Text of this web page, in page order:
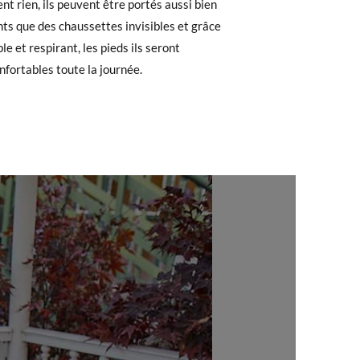
rien, ils peuvent être portés aussi bien
que des chaussettes invisibles et grâce
et respirant, les pieds ils seront
toute la journée.
vous avez passé commande en tant
commande ainsi que l'adresse e-mail
dans votre boîte de réception.
22,5 23,1 23,8 24,4 25,1